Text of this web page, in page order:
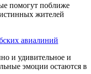
помогут поближе
жителей
и удивительное и
эмоции остаются в